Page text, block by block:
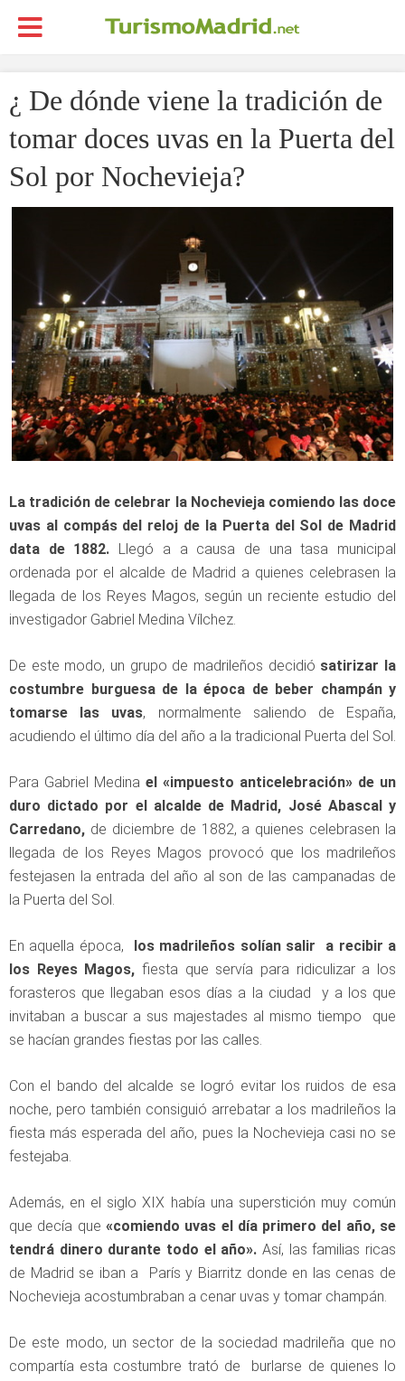
¿ De dónde viene la tradición de
tomar doces uvas en la Puerta del
Sol por Nochevieja?
La tradición de celebrar la Nochevieja comiendo las doce
uvas al compás del reloj de la Puerta del Sol de Madrid
data de 1882. Llegó a a causa de una tasa municipal
ordenada por el alcalde de Madrid a quienes celebrasen la
llegada de los Reyes Magos, según un reciente estudio del
investigador Gabriel Medina Vílchez.
De este modo, un grupo de madrileños decidió satirizar la
costumbre burguesa de la época de beber champán y
tomarse las uvas, normalmente saliendo de España,
acudiendo el último día del año a la tradicional Puerta del Sol.
Para Gabriel Medina el «impuesto anticelebración» de un
duro dictado por el alcalde de Madrid, José Abascal y
Carredano, de diciembre de 1882, a quienes celebrasen la
llegada de los Reyes Magos provocó que los madrileños
festejasen la entrada del año al son de las campanadas de
la Puerta del Sol.
En aquella época, los madrileños solían salir a recibir a
los Reyes Magos, fiesta que servía para ridiculizar a los
forasteros que llegaban esos días a la ciudad y a los que
invitaban a buscar a sus majestades al mismo tiempo que
se hacían grandes fiestas por las calles.
Con el bando del alcalde se logró evitar los ruidos de esa
noche, pero también consiguió arrebatar a los madrileños la
fiesta más esperada del año, pues la Nochevieja casi no se
festejaba.
Además, en el siglo XIX había una superstición muy común
que decía que «comiendo uvas el día primero del año, se
tendrá dinero durante todo el año». Así, las familias ricas
de Madrid se iban a París y Biarritz donde en las cenas de
Nochevieja acostumbraban a cenar uvas y tomar champán.
De este modo, un sector de la sociedad madrileña que no
compartía esta costumbre trató de burlarse de quienes lo